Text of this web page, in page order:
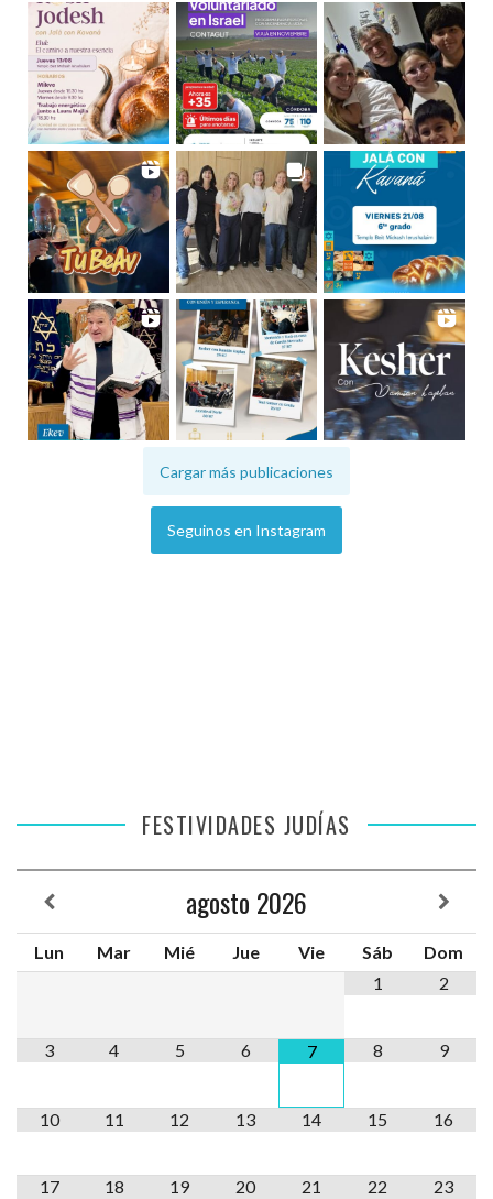
Cargar más publicaciones
Seguinos en Instagram
FESTIVIDADES JUDÍAS
agosto 2026
Lun Mar Mié Jue Vie Sáb
Dom
1
2
3 4 5 6 7 8 9
10 11 12 13 14 15 16
17 18 19 20 21 22 23